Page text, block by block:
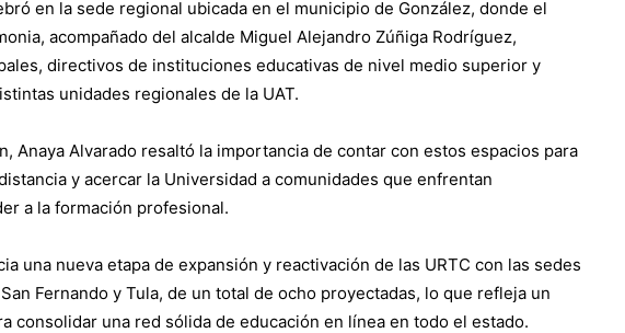
en la sede regional ubicada en el municipio de González, donde el
acompañado del alcalde Miguel Alejandro Zúñiga Rodríguez,
directivos de instituciones educativas de nivel medio superior y
unidades regionales de la UAT.
Anaya Alvarado resaltó la importancia de contar con estos espacios para
y acercar la Universidad a comunidades que enfrentan
a la formación profesional.
una nueva etapa de expansión y reactivación de las URTC con las sedes
Fernando y Tula, de un total de ocho proyectadas, lo que refleja un
consolidar una red sólida de educación en línea en todo el estado.